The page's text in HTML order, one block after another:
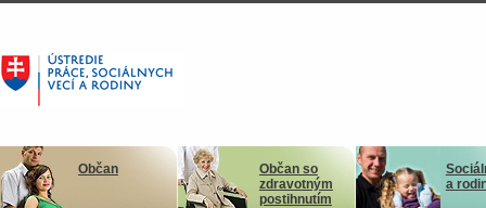
Občan
Občan so
zdravotným
postihnutím
a